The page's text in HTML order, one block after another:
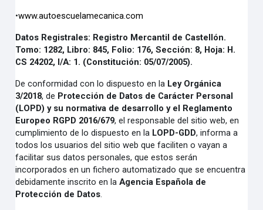
•www.autoescuelamecanica.com
Datos Registrales: Registro Mercantil de Castellón.
Tomo: 1282, Libro: 845, Folio: 176, Sección: 8, Hoja: H.
CS 24202, I/A: 1. (Constitución: 05/07/2005).
De conformidad con lo dispuesto en la Ley Orgánica
3/2018, de Protección de Datos de Carácter Personal
(LOPD) y su normativa de desarrollo y el Reglamento
Europeo RGPD 2016/679, el responsable del sitio web, en
cumplimiento de lo dispuesto en la LOPD-GDD, informa a
todos los usuarios del sitio web que faciliten o vayan a
facilitar sus datos personales, que estos serán
incorporados en un fichero automatizado que se encuentra
debidamente inscrito en laAgencia Española de
Protección de Datos.